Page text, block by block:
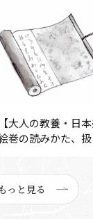
【大人の教養・日
巻の読みかた、
もっと見る